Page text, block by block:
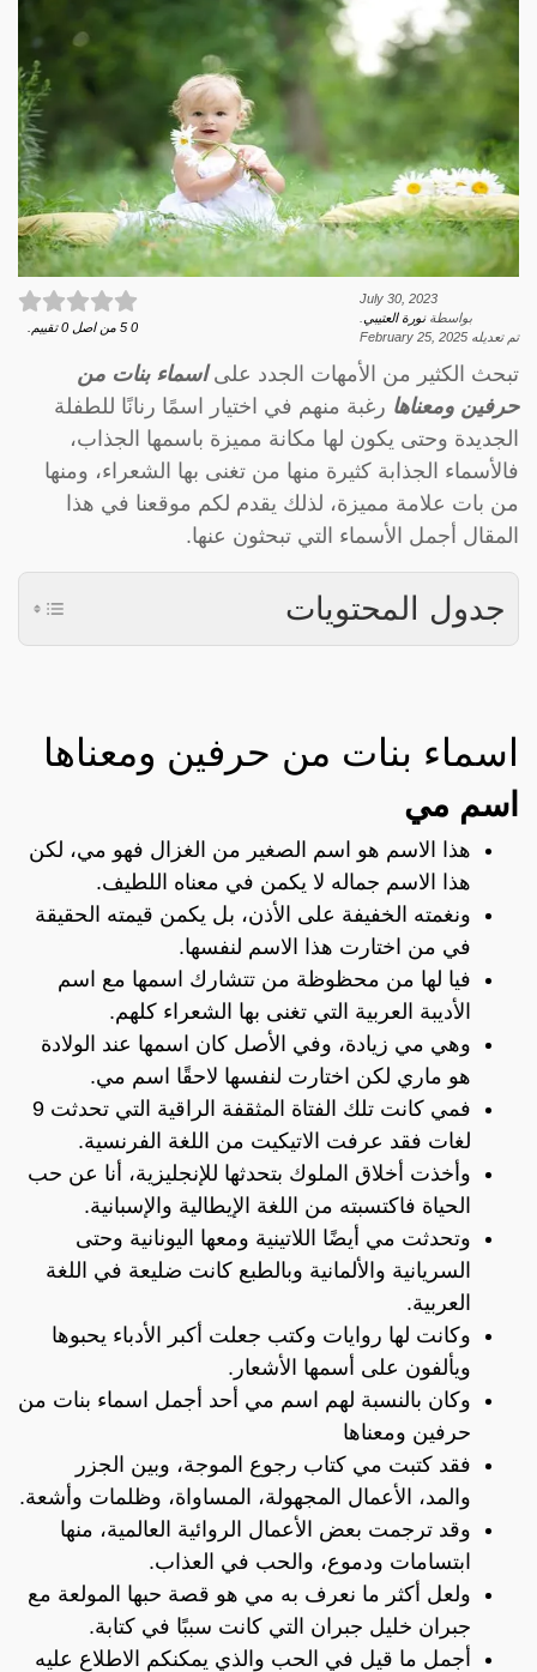
July 30, 2023
بواسطةنورة العتيبي
تم تعديله February 25, 2025
0
5 من اصل 0 تقييم.
تبحث الكثير من الأمهات الجدد علىاسماء بنات من
حرفين ومعناها رغبة منهم في اختيار اسمًا رنانًا للطفلة
الجديدة وحتى يكون لها مكانة مميزة باسمها الجذاب،
فالأسماء الجذابة كثيرة منها من تغنى بها الشعراء، ومنها
من بات علامة مميزة، لذلك يقدم لكم موقعنا في هذا
المقال أجمل الأسماء التي تبحثون عنها.
جدول المحتويات
اسماء بنات من حرفين ومعناها
اسم مي
هذا الاسم هو اسم الصغير من الغزال فهو مي، لكن
هذا الاسم جماله لا يكمن في معناه اللطيف.
ونغمته الخفيفة على الأذن، بل يكمن قيمته الحقيقة
في من اختارت هذا الاسم لنفسها.
فيا لها من محظوظة من تتشارك اسمها مع اسم
الأديبة العربية التي تغنى بها الشعراء كلهم.
وهي مي زيادة، وفي الأصل كان اسمها عند الولادة
هو ماري لكن اختارت لنفسها لاحقًا اسم مي.
فمي كانت تلك الفتاة المثقفة الراقية التي تحدثت 9
لغات فقد عرفت الاتيكيت من اللغة الفرنسية.
وأخذت أخلاق الملوك بتحدثها للإنجليزية، أنا عن حب
الحياة فاكتسبته من اللغة الإيطالية والإسبانية.
وتحدثت مي أيضًا اللاتينية ومعها اليونانية وحتى
السريانية والألمانية وبالطبع كانت ضليعة في اللغة
العربية.
وكانت لها روايات وكتب جعلت أكبر الأدباء يحبوها
ويألفون على أسمها الأشعار.
وكان بالنسبة لهم اسم مي أحد أجمل اسماء بنات من
حرفين ومعناها
فقد كتبت مي كتاب رجوع الموجة، وبين الجزر
والمد، الأعمال المجهولة، المساواة، وظلمات وأشعة.
وقد ترجمت بعض الأعمال الروائية العالمية، منها
ابتسامات ودموع، والحب في العذاب.
ولعل أكثر ما نعرف به مي هو قصة حبها المولعة مع
جبران خليل جبران التي كانت سببًا في كتابة.
أجمل ما قيل في الحب والذي يمكنكم الاطلاع عليه